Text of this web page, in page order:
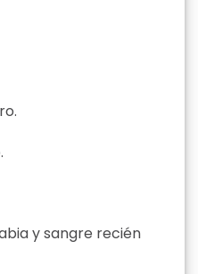
y sangre recién